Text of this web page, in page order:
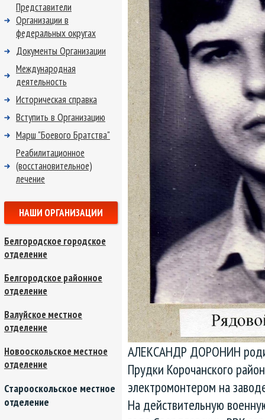
АЛЕКСАНДР ДОРОНИН
Прудки Корочанского
электромонтером на
На действительную
Представители
Организации в
федеральных округах
Документы Организации
Международная
деятельность
Историческая справка
Вступить в Организацию
Марш "Боевого Братства"
Реабилитационное
(восстановительное)
лечение
НАШИ ОРГАНИЗАЦИИ
Белгородское городское
отделение
Белгородское районное
отделение
Валуйское местное
отделение
Новооскольское местное
отделение
Старооскольское местное
отделение